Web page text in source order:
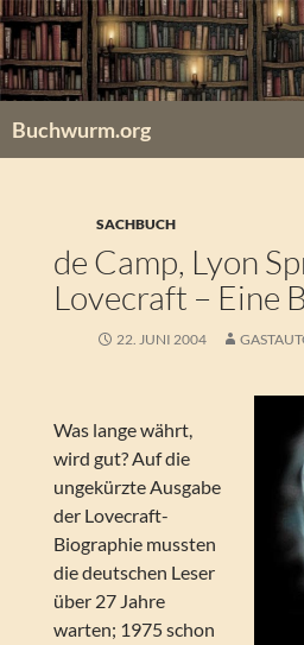
Zum
Inhalt
springen
Buchwurm.org
SACHBUCH
de Camp, Lyon
Lovecraft – Eine
22. JUNI 2004
Was lange währt,
wird gut? Auf die
ungekürzte Ausgabe
der Lovecraft-
Biographie mussten
die deutschen Leser
über 27 Jahre
warten; 1975 schon